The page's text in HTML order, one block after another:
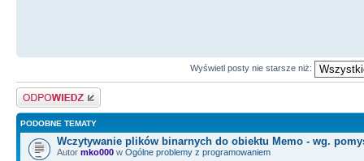
Wyświetl posty nie starsze niż:
Odpowiedz
PODOBNE TEMATY
Wczytywanie plików binarnych do obiektu Memo - wg.
Autor mko000 w Ogólne problemy z programowaniem